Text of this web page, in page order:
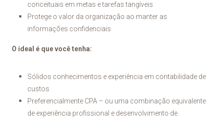
conceituais em metas e tarefas tangíveis
Protege o valor da organização ao manter as
informações confidenciais
O ideal é que você tenha:
Sólidos conhecimentos e experiência em contabilidade de
custos
Preferencialmente CPA – ou uma combinação equivalente
de experiência profissional e desenvolvimento de